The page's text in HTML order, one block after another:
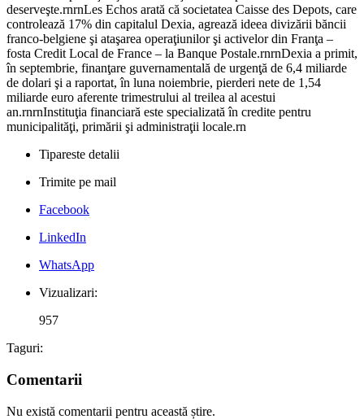
deserveşte.rnrnLes Echos arată că societatea Caisse des Depots, care
controlează 17% din capitalul Dexia, agrează ideea divizării băncii
franco-belgiene şi ataşarea operaţiunilor şi activelor din Franţa –
fosta Credit Local de France – la Banque Postale.rnrnDexia a primit,
în septembrie, finanţare guvernamentală de urgenţă de 6,4 miliarde
de dolari şi a raportat, în luna noiembrie, pierderi nete de 1,54
miliarde euro aferente trimestrului al treilea al acestui
an.rnrnInstituţia financiară este specializată în credite pentru
municipalităţi, primării şi administraţii locale.rn
Tipareste detalii
Trimite pe mail
Facebook
LinkedIn
WhatsApp
Vizualizari:
957
Taguri:
Comentarii
Nu există comentarii pentru această știre.